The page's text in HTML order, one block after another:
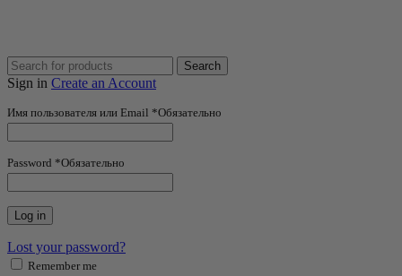
Search
Sign in Create an Account
Имя пользователя или Email *Обязательно
Password *Обязательно
Log in
Lost your password?
Remember me